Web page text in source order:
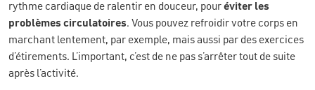
rythme cardiaque de ralentir en douceur, pouréviter les
problèmes circulatoires. Vous pouvez refroidir votre corps en
marchant lentement, par exemple, mais aussi par des exercices
d’étirements. L’important, c’est de ne pas s’arrêter tout de suite
après l’activité.